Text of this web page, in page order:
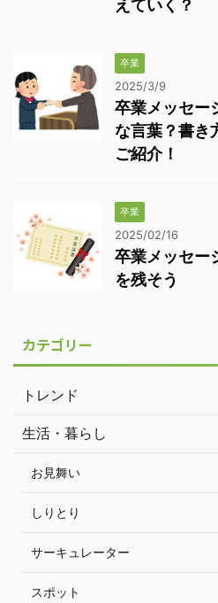
えていく？
卒業
2025/3/9
卒業メッセー
な言葉？書き
ご紹介！
卒業
2025/02/16
卒業メッセー
を残そう
カテゴリー
トレンド
生活・暮らし
お見舞い
しりとり
サーキュレーター
スポット